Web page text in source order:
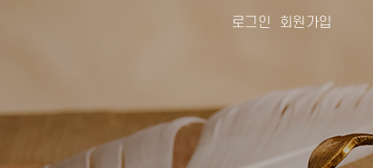
로그인 회원가입